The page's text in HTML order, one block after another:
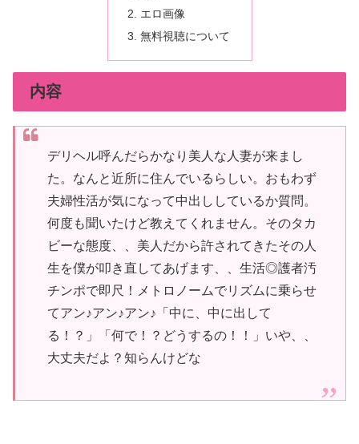
エロ画像
無料視聴について
内容
デリヘル呼んだらかなり美人な人妻が来まし
た。なんと近所に住んでいるらしい。おもわず
夫婦性活が気になって中出ししているか質問。
何度も聞いたけど教えてくれません。そのタカ
ビーな態度、、美人だから許されてきたその人
生を僕が叩き直してあげます、、生活◎護者汚
チンポで即尺！メトロノームでリズムに乗らせ
てアン♪アン♪アン♪「中に、中に出して
る！？」「何で！？どうするの！！」いや、、
大丈夫だよ？知らんけどな